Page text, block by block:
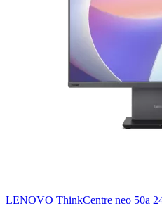
LENOVO ThinkCentre neo 50a